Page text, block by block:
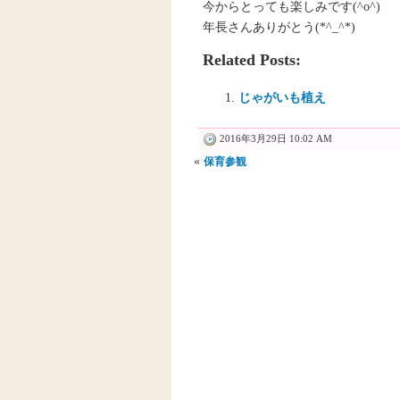
今からとっても楽しみです(^o^)
年長さんありがとう(*^_^*)
Related Posts:
じゃがいも植え
2016年3月29日 10:02 AM
« 保育参観